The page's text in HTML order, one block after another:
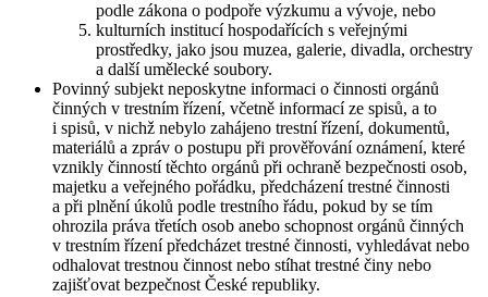
podle zákona o podpoře výzkumu a vývoje, nebo
kulturních institucí hospodařících s veřejnými
prostředky, jako jsou muzea, galerie, divadla, orchestry
a další umělecké soubory.
Povinný subjekt neposkytne informaci o činnosti orgánů
činných v trestním řízení, včetně informací ze spisů, a to
i spisů, v nichž nebylo zahájeno trestní řízení, dokumentů,
materiálů a zpráv o postupu při prověřování oznámení, které
vznikly činností těchto orgánů při ochraně bezpečnosti osob,
majetku a veřejného pořádku, předcházení trestné činnosti
a při plnění úkolů podle trestního řádu, pokud by se tím
ohrozila práva třetích osob anebo schopnost orgánů činných
v trestním řízení předcházet trestné činnosti, vyhledávat nebo
odhalovat trestnou činnost nebo stíhat trestné činy nebo
zajišťovat bezpečnost České republiky.